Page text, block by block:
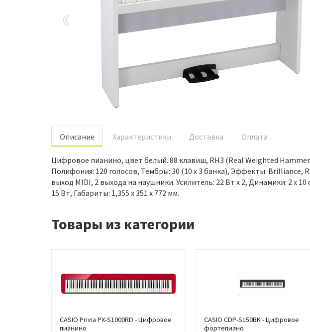
‹
Oписание Характеристики Доставка Оплата
Цифровое пианино, цвет белый. 88 клавиш, RH3 (Real Weighted
Полифония: 120 голосов, Тембры: 30 (10 x 3 банка), Эффекты:
выход MIDI, 2 выхода на наушники. Усилитель: 22 Вт х 2, Динамики: 2 х
15 Вт, Габариты: 1,355 х 351 х 772 мм.
Товары из категории
CASIO Privia PX-S1000RD - Цифровое
пианино
CASIO CDP-S150BK - Цифровое
фортепиано